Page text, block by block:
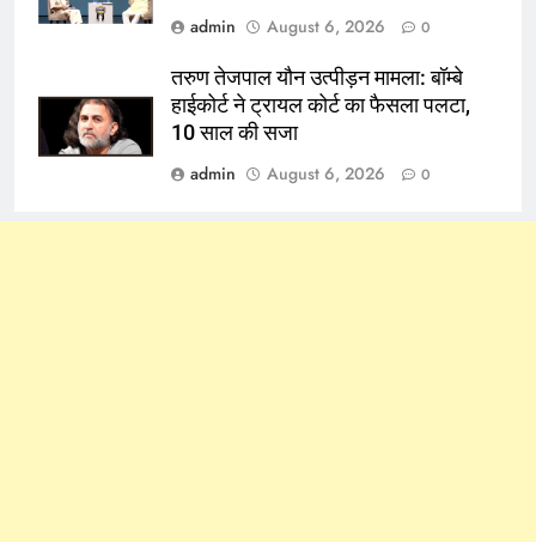
admin
August 6, 2026 0
तरुण तेजपाल यौन उत्पीड़न मामला: बॉम्बे
हाईकोर्ट ने ट्रायल कोर्ट का फैसला पलटा,
10 साल की सजा
admin
August 6, 2026 0